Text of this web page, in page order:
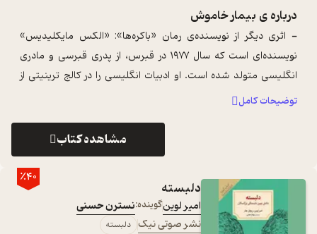
درباره ی بیمار خاموش
- اثری دیگر از نویسنده‌ی رمان «باکره‌ها»: «الکس مایکلیدیس»
نویسنده‌ای است که سال ۱۹۷۷ در قبرس، از پدری قبرسی و مادری
انگلیسی متولد شده است. او ادبیات انگلیسی را در کالج ترینیتی از
دانشگاه کمبریج خوان ...
توضیحات کامل
مشاهده کتاب
٪40
دلبسته
امیر لوینگوینده:نسترن حسنی
نشر صوتی نیک دلبسته